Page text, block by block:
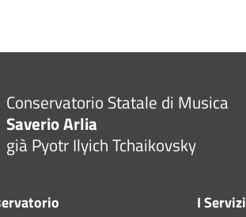
Conservatorio Statale di Musica
Saverio Arlia
già Pyotr Ilyich Tchaikovsky
I Servizi